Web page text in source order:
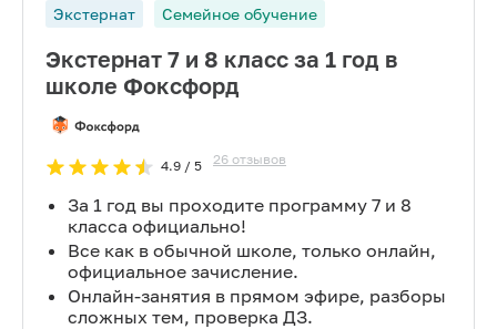
Экстернат Семейное обучение
Экстернат 7 и 8 класс за 1 год в
школе Фоксфорд
4.9/ 5 26 отзывов
За 1 год вы проходите программу 7 и 8
класса официально!
Все как в обычной школе, только онлайн,
официальное зачисление.
Онлайн-занятия в прямом эфире, разборы
сложных тем, проверка ДЗ.